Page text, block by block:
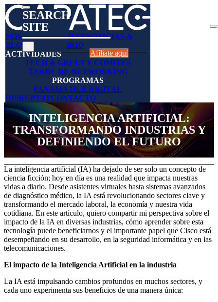
SEARCH
SITE
Search
NOSOTROSAFÍLIESENOTICIAS &
BLOGS
DIRECTORIO
ACTIVIDADES
TECH & GREET Y COMITES
TARDE DE NETWORKING
PROGRAMAS
PANAMA HUB DIGITAL
DISRUPT-ITCONTACTO
Afíliate aquí
INTELIGENCIA ARTIFICIAL:
TRANSFORMANDO INDUSTRIAS Y
DEFINIENDO EL FUTURO
La inteligencia artificial (IA) ha dejado de ser solo un concepto de
ciencia ficción; hoy en día es una realidad que impacta nuestras
vidas a diario. Desde asistentes virtuales hasta sistemas avanzados
de diagnóstico médico, la IA está revolucionando sectores clave y
transformando el mercado laboral, la economía y nuestra vida
cotidiana. En este artículo, quiero compartir mi perspectiva sobre el
impacto de la IA en diversas industrias, cómo aprender sobre esta
tecnología puede beneficiarnos y el importante papel que Cisco está
desempeñando en su desarrollo, en la seguridad informática y en las
telecomunicaciones.
El impacto de la Inteligencia Artificial en la industria
La IA está impulsando cambios profundos en muchos sectores, y
cada uno experimenta sus beneficios de una manera única: